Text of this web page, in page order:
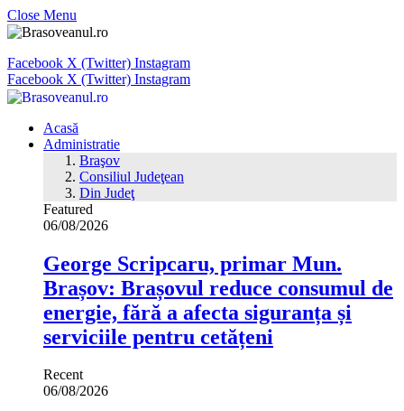
Close Menu
Facebook X (Twitter) Instagram
Facebook X (Twitter) Instagram
Acasă
Administratie
Braşov
Consiliul Judeţean
Din Judeţ
Featured
06/08/2026
George Scripcaru, primar Mun.
Brașov: Brașovul reduce consumul de
energie, fără a afecta siguranța și
serviciile pentru cetățeni
Recent
06/08/2026